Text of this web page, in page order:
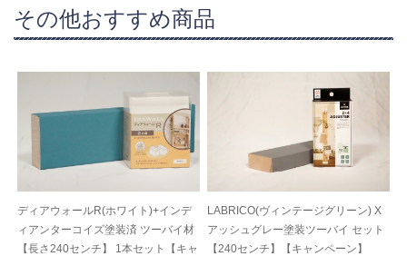
その他おすすめ商品
ディアウォールR(ホワイト)+インデ
ィアンターコイズ塗装済 ツーバイ材
【長さ240センチ】 1本セット【キャ
LABRICO(ヴィンテージグリーン) X
アッシュグレー塗装ツーバイ セット
【240センチ】【キャンペーン】